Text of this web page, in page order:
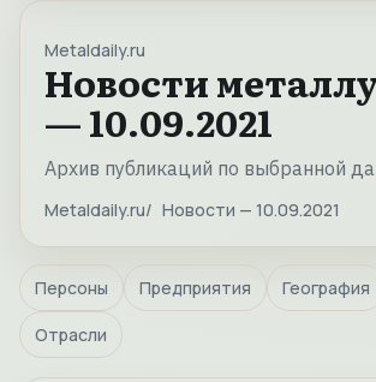
Metaldaily.ru
Новости
— 10.09.2021
Архив публикаций по выбранной
Metaldaily.ru Новости — 10.09.2021
Персоны Предприятия География
Отрасли